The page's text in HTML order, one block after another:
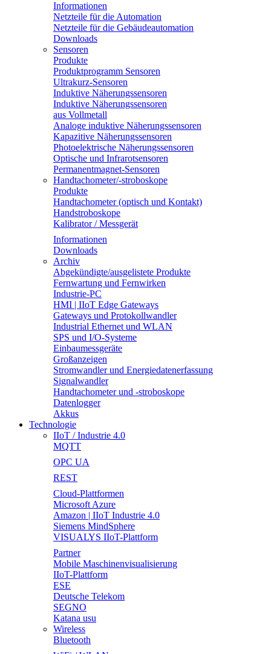
Informationen
Netzteile für die Automation
Netzteile für die Gebäudeautomation
Downloads
Sensoren
Produkte
Produktprogramm Sensoren
Ultrakurz-Sensoren
Induktive Näherungssensoren
Induktive Näherungssensoren
aus Vollmetall
Analoge induktive Näherungssensoren
Kapazitive Näherungssensoren
Photoelektrische Näherungssensoren
Optische und Infrarotsensoren
Permanentmagnet-Sensoren
Handtachometer/-stroboskope
Produkte
Handtachometer (optisch und Kontakt)
Handstroboskope
Kalibrator / Messgerät
Informationen
Downloads
Archiv
Abgekündigte/ausgelistete Produkte
Fernwartung und Fernwirken
Industrie-PC
HMI | IIoT Edge Gateways
Gateways und Protokollwandler
Industrial Ethernet und WLAN
SPS und I/O-Systeme
Einbaumessgeräte
Großanzeigen
Stromwandler und Energiedatenerfassung
Signalwandler
Handtachometer und -stroboskope
Datenlogger
Akkus
Technologie
IIoT / Industrie 4.0
MQTT
OPC UA
REST
Cloud-Plattformen
Microsoft Azure
Amazon | IIoT Industrie 4.0
Siemens MindSphere
VISUALYS IIoT-Plattform
Partner
Mobile Maschinenvisualisierung
IIoT-Plattform
ESE
Deutsche Telekom
SEGNO
Katana usu
Wireless
Bluetooth